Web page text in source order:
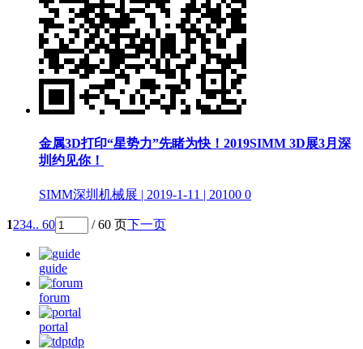
金属3D打印“星势力”先睹为快！2019SIMM 3D展3月深
圳约见你！
SIMM深圳机械展 | 2019-1-11 | 20100 0
1234.. 60 / 60 页下一页
guide
forum
portal
tdp